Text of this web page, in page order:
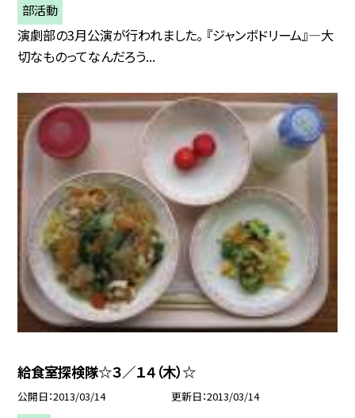
部活動
演劇部の3月公演が行われました。 『ジャンボドリーム』—大
切なものってなんだろう...
給食室探検隊☆３／１４（木）☆
公開日 2013/03/14 更新日 2013/03/14